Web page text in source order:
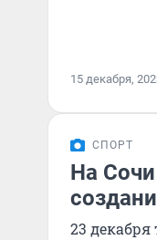
15 декабря,
СПОРТ
На
23